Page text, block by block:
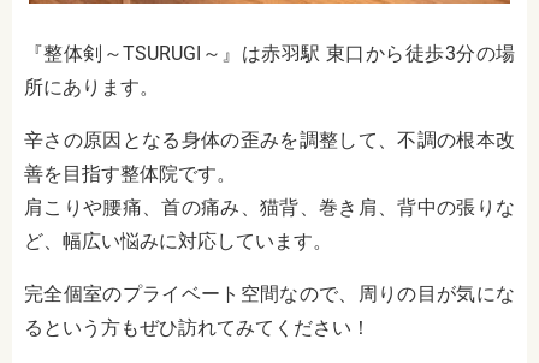
『整体剣～TSURUGI～』は赤羽駅 東口から徒歩3分の場
所にあります。
辛さの原因となる身体の歪みを調整して、不調の根本改
善を目指す整体院です。
肩こりや腰痛、首の痛み、猫背、巻き肩、背中の張りな
ど、幅広い悩みに対応しています。
完全個室のプライベート空間なので、周りの目が気にな
るという方もぜひ訪れてみてください！